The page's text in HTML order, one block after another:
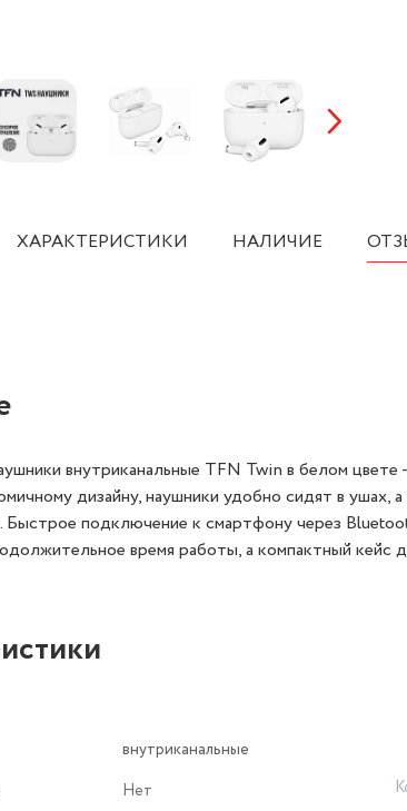
ХАРАКТЕРИСТИКИ НАЛИЧИЕ
внутриканальные TFN Twin в белом
дизайну, наушники удобно сидят в
Быстрое подключение к смартфону через
время работы, а компактный кейс
внутриканальные
Нет